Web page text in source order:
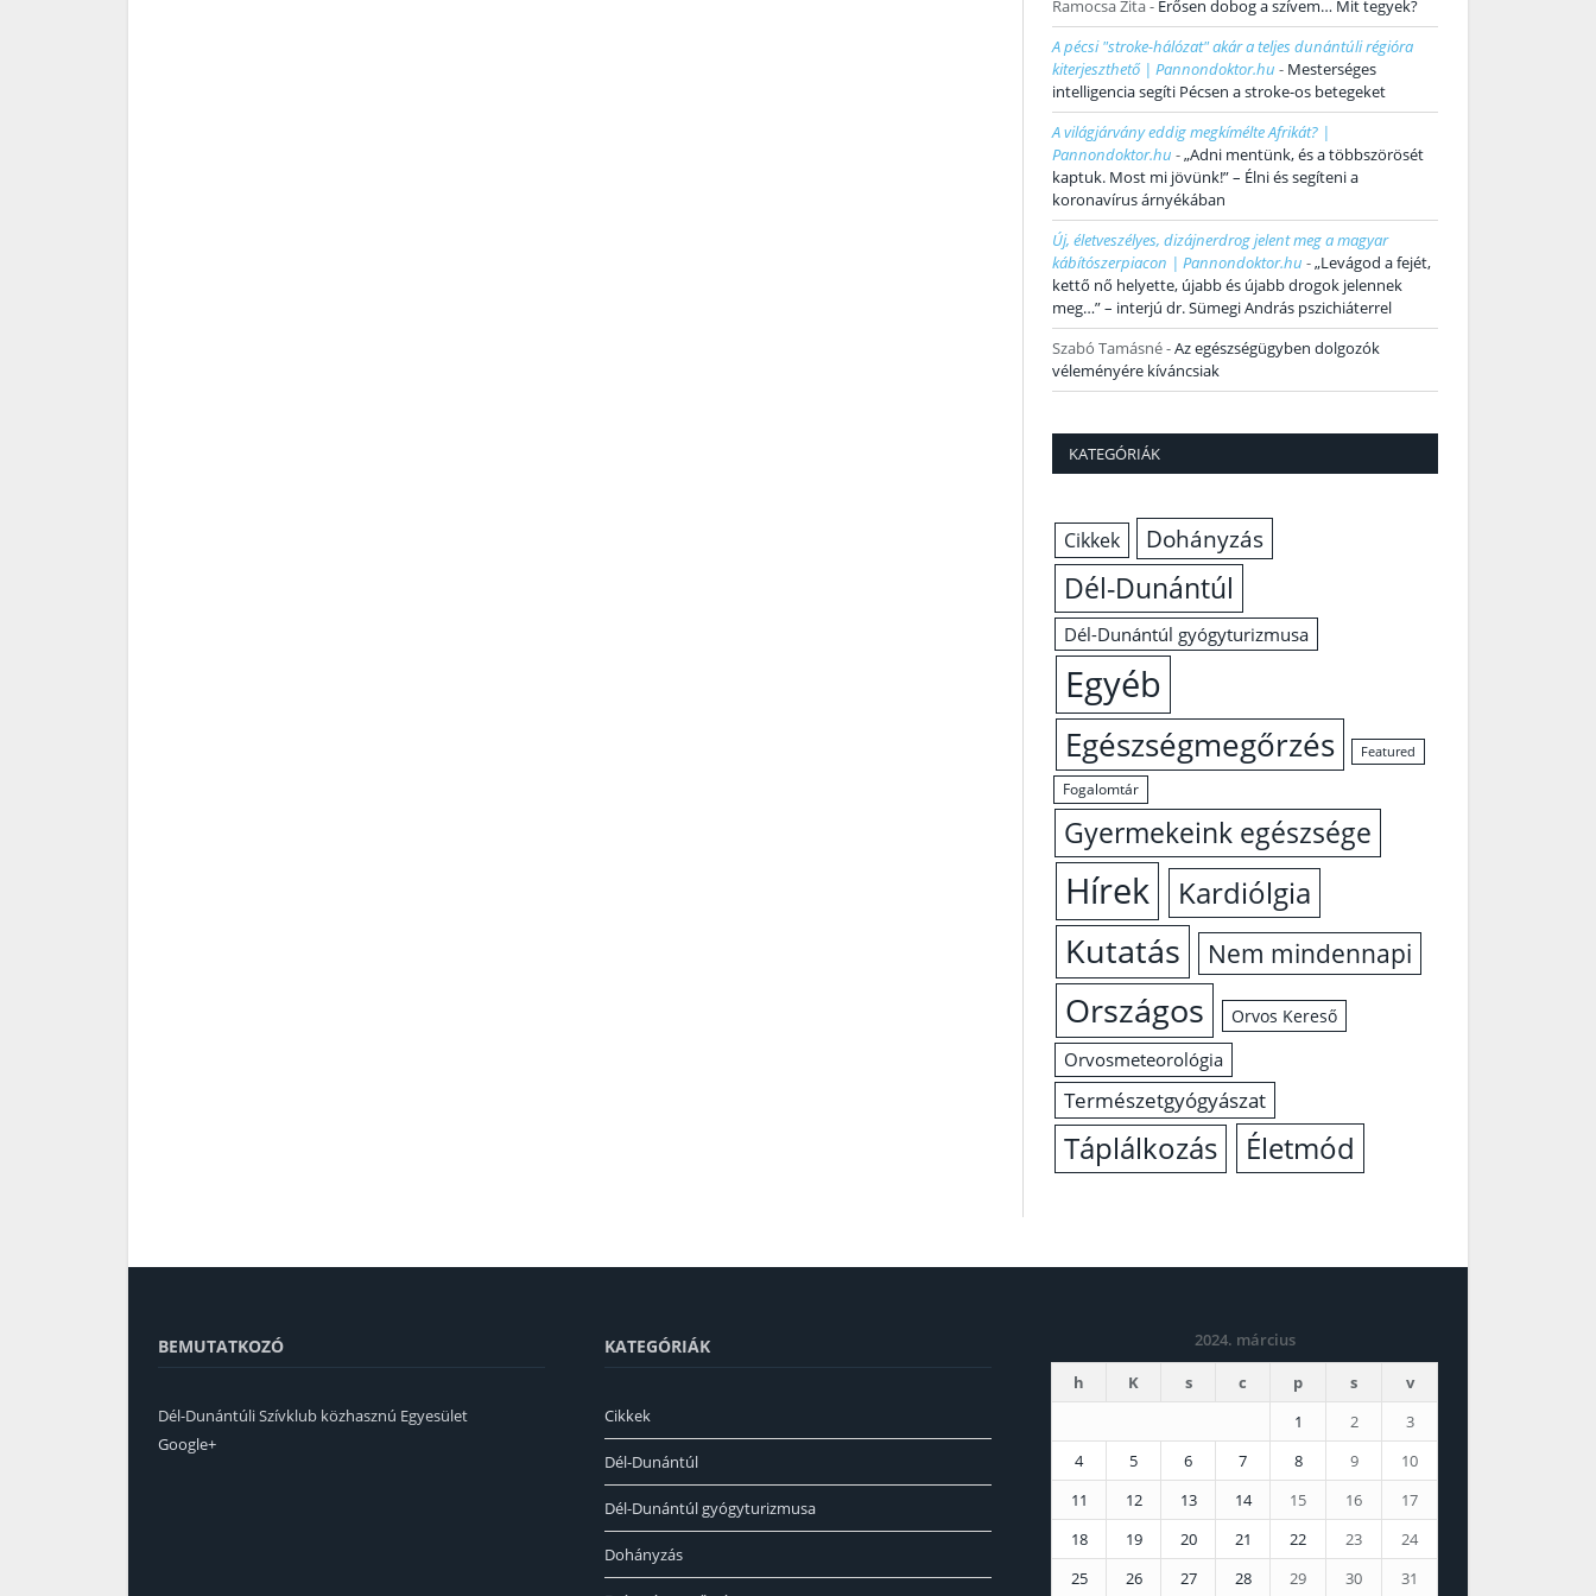
Ramocsa Zita- Erősen dobog a szívem… Mit tegyek?
A pécsi "stroke-hálózat" akár a teljes dunántúli régióra
kiterjeszthető | Pannondoktor.hu - Mesterséges
intelligencia segíti Pécsen a stroke-os betegeket
A világjárvány eddig megkímélte Afrikát? |
Pannondoktor.hu -„Adni mentünk, és a többszörösét
kaptuk. Most mi jövünk!” – Élni és segíteni a
koronavírus árnyékában
Új, életveszélyes, dizájnerdrog jelent meg a magyar
kábítószerpiacon | Pannondoktor.hu -„Levágod a fejét,
kettő nő helyette, újabb és újabb drogok jelennek
meg…” – interjú dr. Sümegi András pszichiáterrel
Szabó Tamásné-Az egészségügyben dolgozók
véleményére kíváncsiak
KATEGÓRIÁK
Cikkek Dohányzás
Dél-Dunántúl
Dél-Dunántúl gyógyturizmusa
Egyéb
Egészségmegőrzés Featured
Fogalomtár
Gyermekeink egészsége
Hírek Kardiólgia
Kutatás Nem mindennapi
Országos Orvos Kereső
Orvosmeteorológia
Természetgyógyászat
Táplálkozás Életmód
BEMUTATKOZÓ
Dél-Dunántúli Szívklub közhasznú Egyesület
Google+
KATEGÓRIÁK
Cikkek
Dél-Dunántúl
Dél-Dunántúl gyógyturizmusa
Dohányzás
2024. március
h
K s c p s
v
1
2
3
4
5 6 7 8 9
10
11
12 13 14 15 16
17
18
19 20 21 22 23
24
25
26 27 28 29 30
31